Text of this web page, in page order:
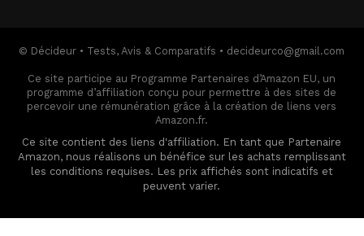
© Décideur • Tests, Avis & Comparatifs • decideurco@gmail.com
Ce site participe au Programme Partenaires d’Amazon EU, un
programme d’affiliation conçu pour permettre à des sites de
percevoir une rémunération grâce à la création de liens vers
Amazon.fr.
Ce site contient des liens d'affiliation. En tant que Partenaire
Amazon, nous réalisons un bénéfice sur les achats remplissant
les conditions requises. Les prix affichés sont indicatifs et
peuvent varier.